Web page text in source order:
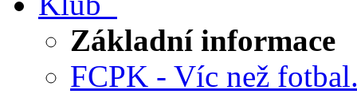
Základní informace
FCPK - Víc než